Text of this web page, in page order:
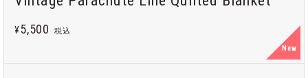
¥5,500 税込
New